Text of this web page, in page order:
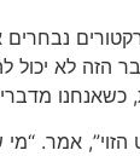
לא יכול
הזוי”,